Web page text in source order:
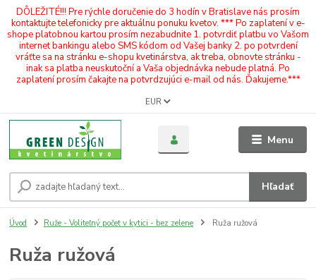
DÔLEŽITÉ!!! Pre rýchle doručenie do 3 hodín v Bratislave nás prosím
kontaktujte telefonicky pre aktuálnu ponuku kvetov. *** Po zaplatení v e-
shope platobnou kartou prosím nezabudnite 1. potvrdiť platbu vo Vašom
internet bankingu alebo SMS kódom od Vašej banky 2. po potvrdení
vráťte sa na stránku e-shopu kvetinárstva, ak treba, obnovte stránku -
inak sa platba neuskutoční a Vaša objednávka nebude platná. Po
zaplatení prosím čakajte na potvrdzujúci e-mail od nás. Ďakujeme.***
Menu
EUR
Hľadať
Úvod Ruže - Voliteľný počet v kytici - bez zelene Ruža ružová
Ruža ružová